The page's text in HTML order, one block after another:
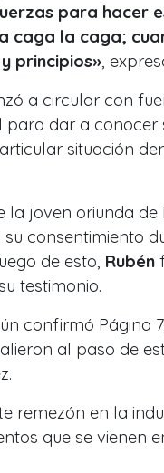
para hacer
caga la caga;
principios» ,
a circular con
para dar a
situación
la joven oriunda
consentimiento
de esto, Rubén
testimonio.
confirmó Página
al paso de
remezón en la
que se vienen